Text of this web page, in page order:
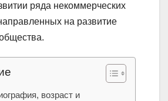
ряда некоммерческих
на развитие
возраст и